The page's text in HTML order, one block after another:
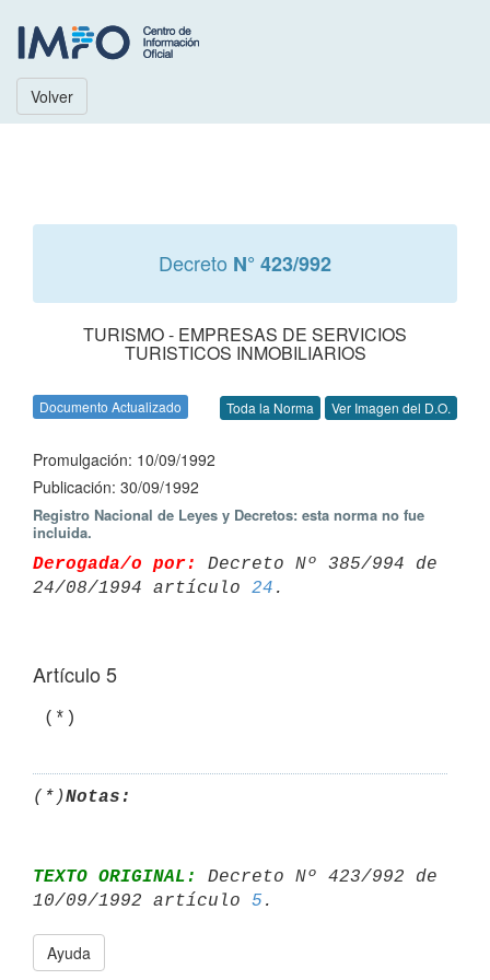
Volver
Decreto N° 423/992
TURISMO - EMPRESAS DE SERVICIOS
TURISTICOS INMOBILIARIOS
Documento Actualizado Toda la Norma Ver Imagen del D.O.
Promulgación: 10/09/1992
Publicación: 30/09/1992
Registro Nacional de Leyes y Decretos: esta norma no fue
incluida.
Derogada/o por:
Decreto Nº 385/994 de
24/08/1994 artículo 24
Artículo 5
(*)Notas:
TEXTO ORIGINAL:
Decreto Nº 423/992 de
10/09/1992 artículo 5
Ayuda